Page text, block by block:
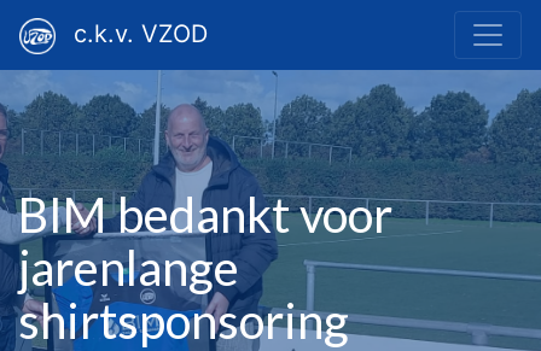
c.k.v. VZOD
BIM bedankt voor
jarenlange
shirtsponsoring